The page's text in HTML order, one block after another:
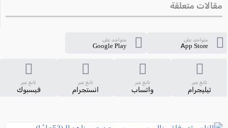
مقالات متعلقة
متواجد على
App Store
متواجد على
Google Play
تابع عبر
تيليجرام
تابع عبر
واتساب
تابع عبر
انستجرام
تابع عبر
فيسبوك